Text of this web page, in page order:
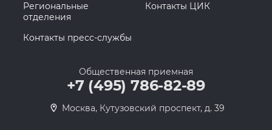
Региональные
отделения
Контакты ЦИК
Контакты пресс-службы
Общественная приемная
+7 (495) 786-82-89
Москва, Кутузовский проспект, д. 39